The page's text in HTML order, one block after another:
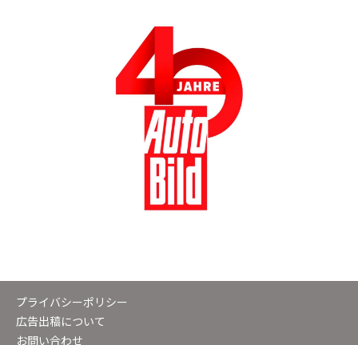
プライバシーポリシー
広告出稿について
お問い合わせ